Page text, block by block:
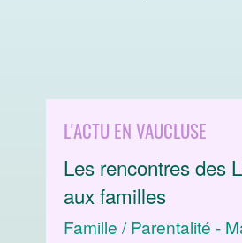
L'ACTU EN VAUCLUSE
Les rencontres des
aux familles
Famille / Parentalité -